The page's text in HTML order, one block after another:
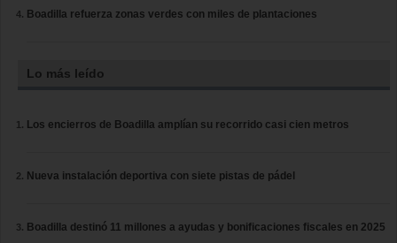
Boadilla refuerza zonas verdes con miles de plantaciones
Lo más leído
Los encierros de Boadilla amplían su recorrido casi cien metros
Nueva instalación deportiva con siete pistas de pádel
Boadilla destinó 11 millones a ayudas y bonificaciones fiscales en 2025